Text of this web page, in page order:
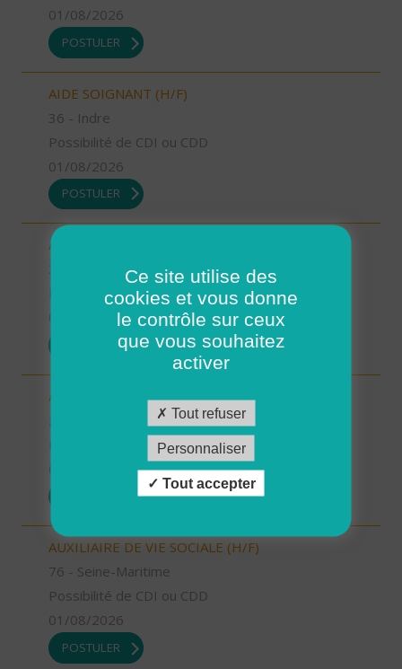
01/08/2026
POSTULER
AIDE SOIGNANT (H/F)
36 - Indre
Possibilité de CDI ou CDD
01/08/2026
POSTULER
AIDE A DOMICILE (H/F)
Possibilité de CDI ou CDD
01/08/2026
POSTULER
AIDE A DOMICILE (H/F)
Possibilité de CDI ou CDD
AUXILIAIRE DE VIE SOCIALE (H/F)
76 - Seine-Maritime
Possibilité de CDI ou CDD
01/08/2026
POSTULER
Ce site utilise des
cookies et vous donne
le contrôle sur ceux
que vous souhaitez
activer
Tout refuser
Personnaliser
Tout accepter